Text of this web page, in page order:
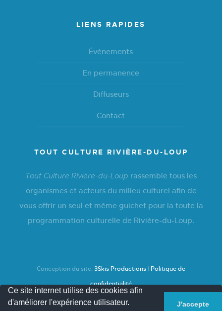
LIENS RAPIDES
Événements
En permanence
Diffuseurs
Contact
TOUT CULTURE RIVIÈRE-DU-LOUP
Tout Culture Rivière-du-Loup rassemble tous les
organismes et acteurs du milieu culturel afin de
vous offrir un seul et même guichet pour la toute la
programmation culturelle de Rivière-du-Loup.
Conception du site: 3Skis Productions | Politique de
confidentialité
Ce site internet utilise des cookies afin
d'améliorer l'expérience utilisateur.
J'accepte